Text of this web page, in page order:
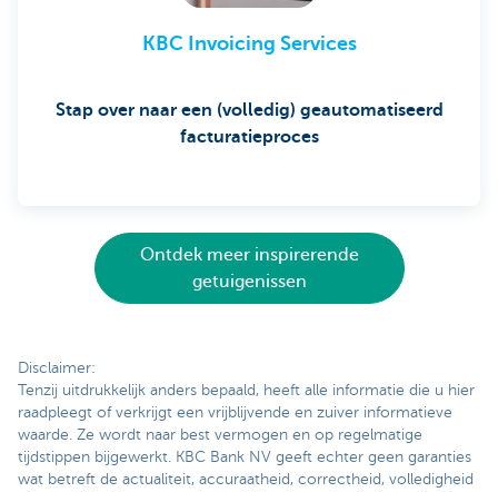
KBC Invoicing Services
Stap over naar een (volledig) geautomatiseerd
facturatieproces
Ontdek meer inspirerende
getuigenissen
Disclaimer:
Tenzij uitdrukkelijk anders bepaald, heeft alle informatie die u hier
raadpleegt of verkrijgt een vrijblijvende en zuiver informatieve
waarde. Ze wordt naar best vermogen en op regelmatige
tijdstippen bijgewerkt. KBC Bank NV geeft echter geen garanties
wat betreft de actualiteit, accuraatheid, correctheid, volledigheid